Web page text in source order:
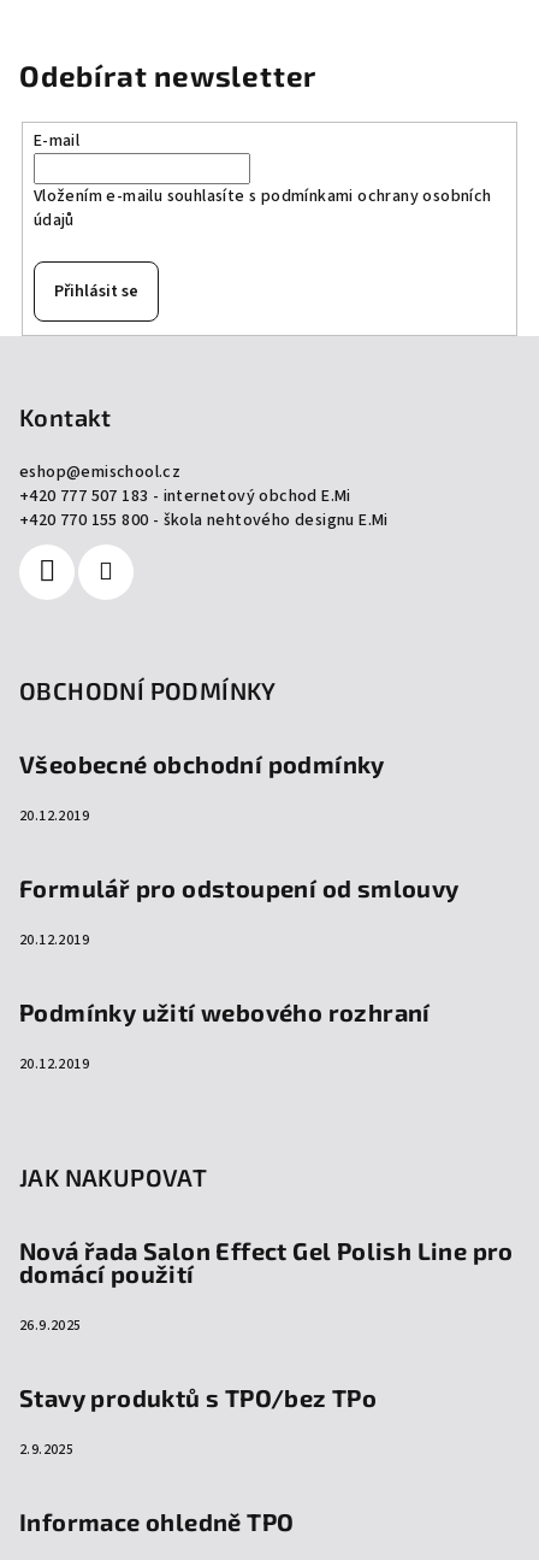
í
k
i
í
Odebírat newsletter
E-mail
Vložením e-mailu souhlasíte s podmínkami ochrany osobních
údajů
Přihlásit se
Kontakt
eshop@emischool.cz
+420 777 507 183 - internetový obchod E.Mi
+420 770 155 800 - škola nehtového designu E.Mi
OBCHODNÍ PODMÍNKY
Všeobecné obchodní podmínky
20.12.2019
Formulář pro odstoupení od smlouvy
20.12.2019
Podmínky užití webového rozhraní
20.12.2019
JAK NAKUPOVAT
Nová řada Salon Effect Gel Polish Line pro
domácí použití
26.9.2025
Stavy produktů s TPO/bez TPo
2.9.2025
Informace ohledně TPO